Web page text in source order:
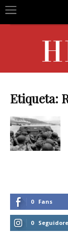
Etiqueta:
0 Fans
0